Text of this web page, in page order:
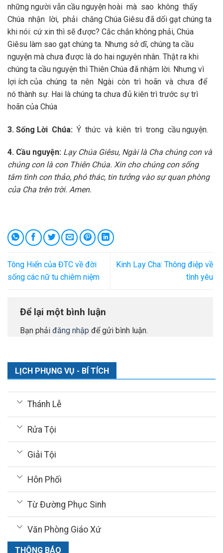
những người vẫn cầu nguyện hoài mà sao không thấy
Chúa nhận lời, phải chăng Chúa Giêsu đã dối gạt chúng ta
khi nói: cứ xin thì sẽ được? Cắc chắn không phải, Chúa
Giêsu làm sao gạt chúng ta. Nhưng sở dĩ, chúng ta cầu
nguyện mà chưa được là do hai nguyên nhân. Thật ra khi
chúng ta cầu nguyện thì Thiên Chúa đã nhậm lời. Nhưng vì
lợi ích của chúng ta nên Ngài còn trì hoãn và chưa để
nó thành sự. Hai là chúng ta chưa đủ kiên trì trước sự trì
hoãn của Chúa
3. Sống Lời Chúa: Ý thức và kiên trì trong cầu nguyện.
4. Cầu nguyện: Lạy Chúa Giêsu, Ngài là Cha chúng con và
chúng con là con Thiên Chúa. Xin cho chúng con sống
tâm tình con thảo, phó thác, tin tưởng vào sự quan phòng
của Cha trên trời. Amen.
Tông Hiến của ĐTC về đời
sống các nữ tu chiêm niệm
Kinh Lạy Cha: Thông điệp về
tình yêu
Để lại một bình luận
Bạn phải đăng nhập để gửi bình luận.
LỊCH PHỤNG VỤ - BÍ TÍCH
Thánh Lễ
Rửa Tội
Giải Tội
Hôn Phối
Từ Đường Phục Sinh
Văn Phòng Giáo Xứ
THÔNG BÁO